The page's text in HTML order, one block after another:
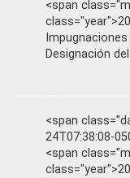
<span
Designación
<span
24T07:38:08-
<span